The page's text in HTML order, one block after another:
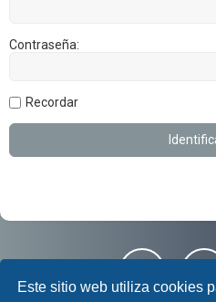
Este sitio web utiliza cookies
Contraseña:
Recordar